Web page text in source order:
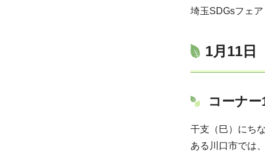
埼玉SDGsフェア
1月11日
コーナ
干支（巳）にち
ある川口市では